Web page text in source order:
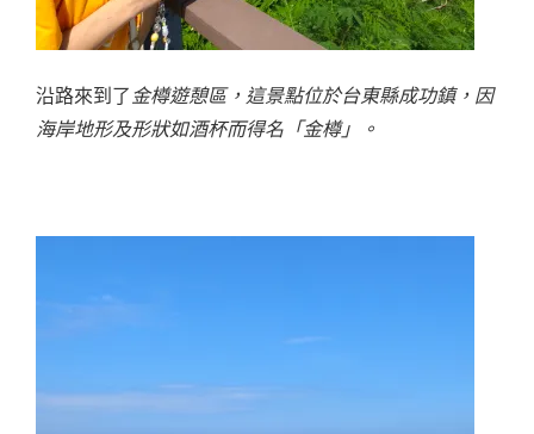
沿路來到了金樽遊憩區，這景點位於台東縣成功鎮，因
海岸地形及形狀如酒杯而得名「金樽」。